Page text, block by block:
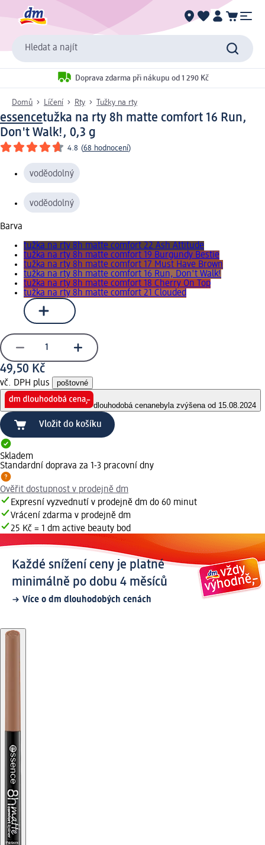
Hledat a najít
Doprava zdarma při nákupu od 1 290 Kč
Domů Líčení Rty Tužky na rty
essencetužka na rty 8h matte comfort 16 Run,
Don't Walk!, 0,3 g
4.8 (68 hodnocení)
voděodolný
voděodolný
Barva
tužka na rty 8h matte comfort 22 Ash Attitude
tužka na rty 8h matte comfort 19 Burgundy Bestie
tužka na rty 8h matte comfort 17 Must Have Brown
tužka na rty 8h matte comfort 16 Run, Don't Walk!
tužka na rty 8h matte comfort 18 Cherry On Top
tužka na rty 8h matte comfort 21 Clouded
49,50 Kč
vč. DPH plus poštovné
dlouhodobá cenanebyla zvýšena od 15.08.2024
Vložit do košíku
Skladem
Standardní doprava za 1-3 pracovní dny
Ověřit dostupnost v prodejně dm
Expresní vyzvednutí v prodejně dm do 60 minut
Vrácení zdarma v prodejně dm
25 Kč = 1 dm active beauty bod
Každé snížení ceny je platné
minimálně po dobu 4 měsíců
Více o dm dlouhodobých cenách